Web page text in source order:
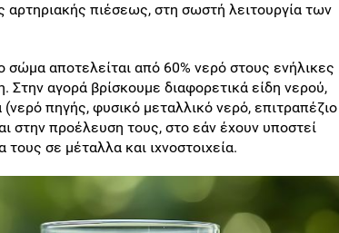
πιέσεως, στη σωστή λειτουργία των
αποτελείται από 60% νερό στους ενήλικες
Στην αγορά βρίσκουμε διαφορετικά είδη νερού,
πηγής, φυσικό μεταλλικό νερό, επιτραπέζιο
στην προέλευση τους, στο εάν έχουν υποστεί
σε μέταλλα και ιχνοστοιχεία.